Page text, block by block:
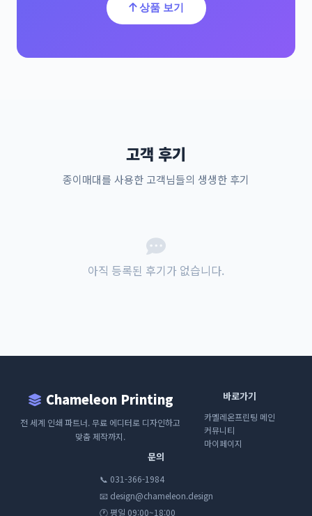
상품 보기
고객 후기
종이매대를 사용한 고객님들의 생생한 후기
아직 등록된 후기가 없습니다.
Chameleon Printing
전 세계 인쇄 파트너. 무료 에디터로 디자인하고
맞춤 제작까지.
바로가기
카멜레온프린팅 메인
커뮤니티
마이페이지
문의
📞 031-366-1984
📧 design@chameleon.design
🕐 평일 09:00~18:00